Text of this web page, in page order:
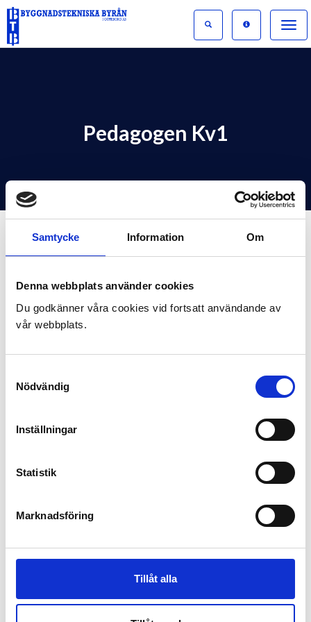
Samtycke Information Om
Denna webbplats använder cookies
Du godkänner våra cookies vid fortsatt användande av
vår webbplats.
Nödvändig
Inställningar
Statistik
Marknadsföring
Tillåt alla
Toggle
Pedagogen Kv1
Pedagogen Kv1
Uppdrag: